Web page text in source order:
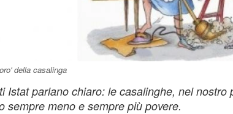
della casalinga
Istat parlano chiaro: le casalinghe, nel nostro
sempre meno e sempre più povere.